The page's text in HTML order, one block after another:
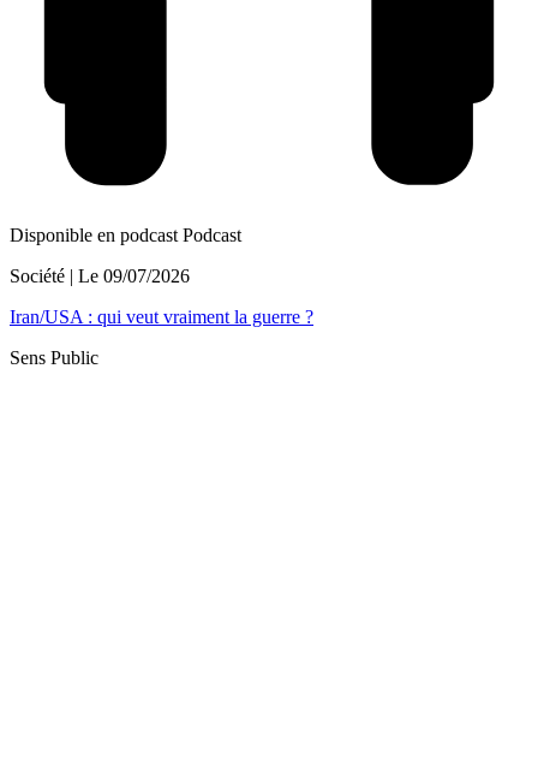
Disponible en podcast Podcast
Société | Le 09/07/2026
Iran/USA : qui veut vraiment la guerre ?
Sens Public